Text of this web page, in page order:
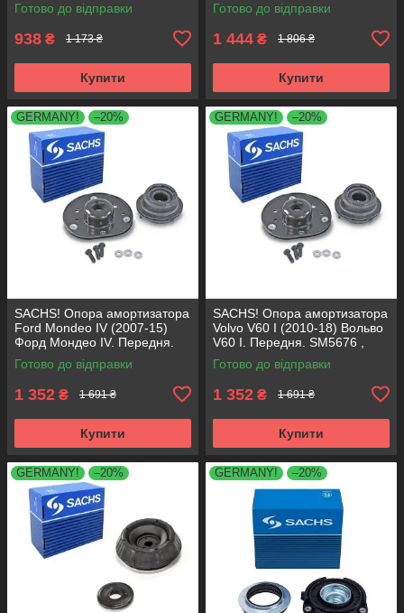
VKDA35336
Готово до відправки
938 ₴ 1 173 ₴
Купити
VKDA35167
Готово до відправки
1 444 ₴ 1 806 ₴
Купити
GERMANY! –20%
SACHS! Опора амортизатора
Ford Mondeo IV (2007-15)
Форд Мондео IV. Передня.
SM5676 , 803053 , KB652.30
Готово до відправки
1 352 ₴ 1 691 ₴
Купити
GERMANY! –20%
SACHS! Опора амортизатора
Volvo V60 I (2010-18) Вольво
V60 I. Передня. SM5676 ,
803053 , KB652.30
Готово до відправки
1 352 ₴ 1 691 ₴
Купити
GERMANY! –20% GERMANY! –20%